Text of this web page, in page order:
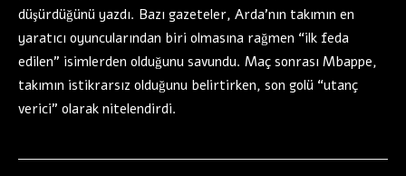
düşürdüğünü yazdı. Bazı gazeteler, Arda’nın takımın en
yaratıcı oyuncularından biri olmasına rağmen “ilk feda
edilen” isimlerden olduğunu savundu. Maç sonrası Mbappe,
takımın istikrarsız olduğunu belirtirken, son golü “utanç
verici” olarak nitelendirdi.